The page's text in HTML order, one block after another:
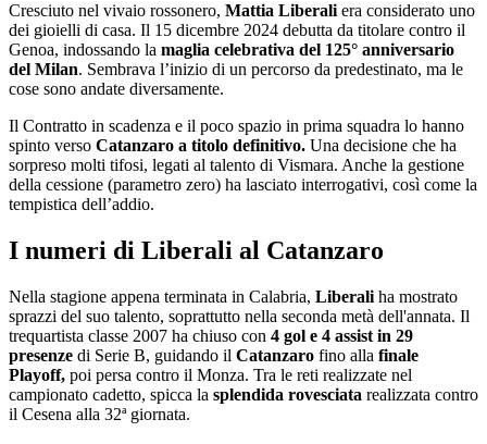
Cresciuto nel vivaio rossonero, Mattia Liberali era considerato uno
dei gioielli di casa. Il 15 dicembre 2024 debutta da titolare contro il
Genoa, indossando la maglia celebrativa del 125° anniversario
del Milan. Sembrava l’inizio di un percorso da predestinato, ma le
cose sono andate diversamente.
Il Contratto in scadenza e il poco spazio in prima squadra lo hanno
spinto verso Catanzaro a titolo definitivo. Una decisione che ha
sorpreso molti tifosi, legati al talento di Vismara. Anche la gestione
della cessione (parametro zero) ha lasciato interrogativi, così come la
tempistica dell’addio.
I numeri di Liberali al Catanzaro
Nella stagione appena terminata in Calabria, Liberali ha mostrato
sprazzi del suo talento, soprattutto nella seconda metà dell'annata. Il
trequartista classe 2007 ha chiuso con 4 gol e 4 assist in 29
presenze di Serie B, guidando il Catanzaro fino alla finale
Playoff, poi persa contro il Monza. Tra le reti realizzate nel
campionato cadetto, spicca la splendida rovesciata realizzata contro
il Cesena alla 32ª giornata.